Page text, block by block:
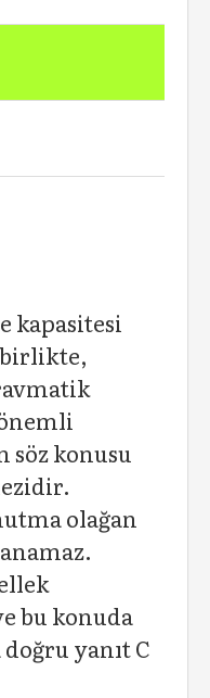
kapasitesi
birlikte,
söz konusu
olağan
bu konuda
yanıt C